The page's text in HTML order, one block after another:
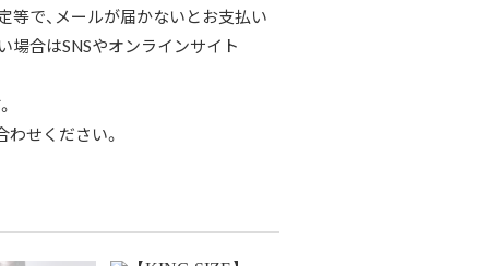
で、メールが届かないとお支払い
場合はSNSやオンラインサイト
せください。